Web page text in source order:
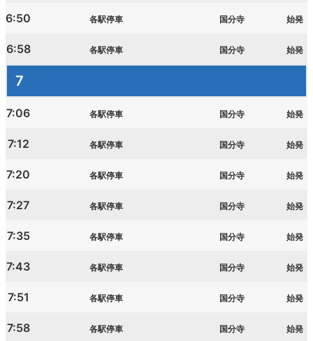
6:50 各駅停車 国分寺 始発
6:58 各駅停車 国分寺 始発
7
7:06 各駅停車 国分寺 始発
7:12 各駅停車 国分寺 始発
7:20 各駅停車 国分寺 始発
7:27 各駅停車 国分寺 始発
7:35 各駅停車 国分寺 始発
7:43 各駅停車 国分寺 始発
7:51 各駅停車 国分寺 始発
7:58 各駅停車 国分寺 始発